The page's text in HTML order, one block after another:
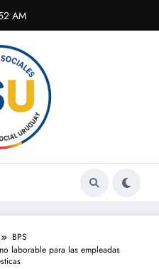
AM
BPS
laborable para las empleadas